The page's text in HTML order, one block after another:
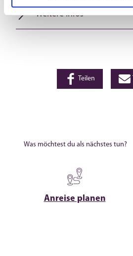
Weitere Infos
Teilen
Was möchtest du als nächstes tun?
Anreise planen